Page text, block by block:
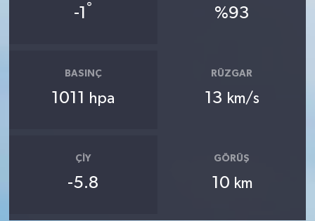
-1 ° %93
BASINÇ
1011 hpa
RÜZGAR
13 km/s
ÇIY
-5.8
GÖRÜŞ
10 km